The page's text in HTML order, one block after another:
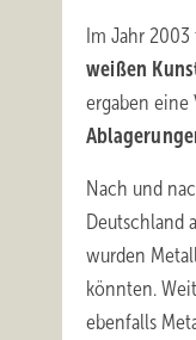
Im Jahr
weißen
ergaben
Nach und
Deutschland
wurden
könnten.
ebenfalls